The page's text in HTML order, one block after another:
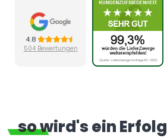
4.8
504 Bewertungen
so wird's ein Erfolg